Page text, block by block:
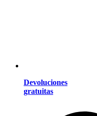
Devoluciones
gratuitas